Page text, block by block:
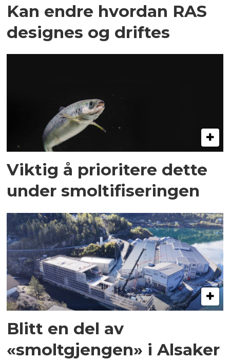
Kan endre hvordan RAS
designes og driftes
Viktig å prioritere dette
under smoltifiseringen
Blitt en del av
«smoltgjengen» i Alsaker